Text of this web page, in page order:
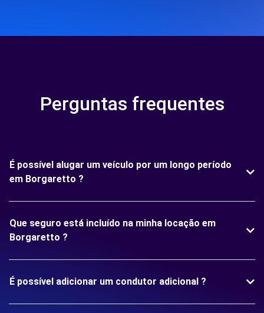
Perguntas frequentes
É possível alugar um veículo por um longo período
em Borgaretto ?
Que seguro está incluído na minha locação em
Borgaretto ?
É possível adicionar um condutor adicional ?